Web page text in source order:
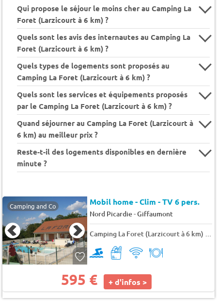
Qui propose le séjour le moins cher au Camping La
Foret (Larzicourt à 6 km) ?
Quels sont les avis des internautes au Camping La
Foret (Larzicourt à 6 km) ?
Quels types de logements sont proposés au
Camping La Foret (Larzicourt à 6 km) ?
Quels sont les services et équipements proposés
par le Camping La Foret (Larzicourt à 6 km) ?
Quand séjourner au Camping La Foret (Larzicourt à
6 km) au meilleur prix ?
Reste-t-il des logements disponibles en dernière
minute ?
Camping and Co Mobil home - Clim - TV 6 pers.
Nord Picardie-Giffaumont
Camping La Foret (Larzicourt à 6 km)
595 € + d'infos >